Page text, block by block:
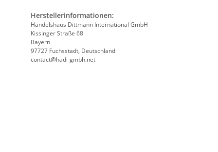
Herstellerinformationen:
Handelshaus Dittmann International GmbH
Kissinger Straße 68
Bayern
97727 Fuchsstadt, Deutschland
contact@hadi-gmbh.net